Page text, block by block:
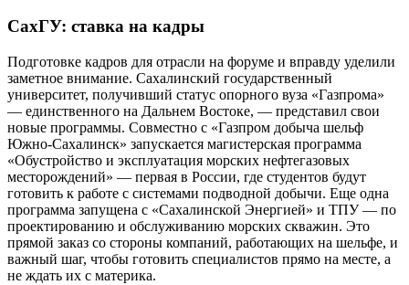
СахГУ: ставка на кадры
Подготовке кадров для отрасли на форуме и вправду уделили
заметное внимание. Сахалинский государственный
университет, получивший статус опорного вуза «Газпрома»
— единственного на Дальнем Востоке, — представил свои
новые программы. Совместно с «Газпром добыча шельф
Южно-Сахалинск» запускается магистерская программа
«Обустройство и эксплуатация морских нефтегазовых
месторождений» — первая в России, где студентов будут
готовить к работе с системами подводной добычи. Еще одна
программа запущена с «Сахалинской Энергией» и ТПУ — по
проектированию и обслуживанию морских скважин. Это
прямой заказ со стороны компаний, работающих на шельфе, и
важный шаг, чтобы готовить специалистов прямо на месте, а
не ждать их с материка.